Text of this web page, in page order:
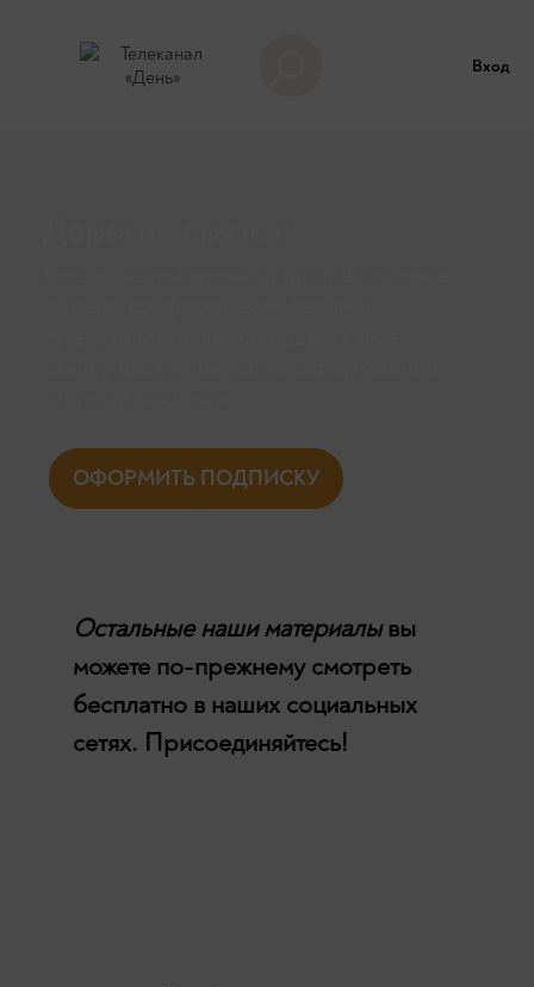
Вход
ОФОРМИТЬ ПОДПИСКУ
Остальные наши материалывы
можете по-прежнему смотреть
бесплатно в наших социальных
сетях. Присоединяйтесь!